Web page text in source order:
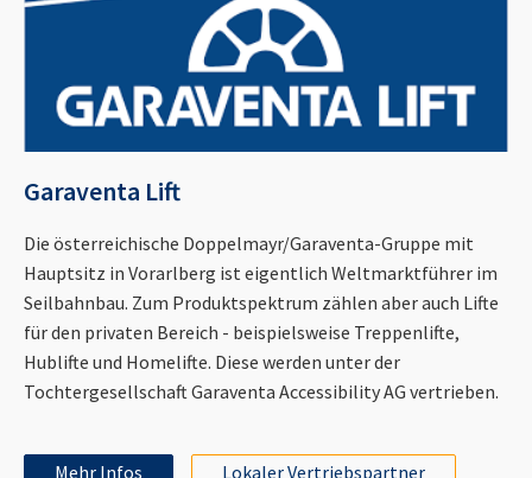
Garaventa Lift
Die österreichische Doppelmayr/Garaventa-Gruppe mit
Hauptsitz in Vorarlberg ist eigentlich Weltmarktführer im
Seilbahnbau. Zum Produktspektrum zählen aber auch Lifte
für den privaten Bereich - beispielsweise Treppenlifte,
Hublifte und Homelifte. Diese werden unter der
Tochtergesellschaft Garaventa Accessibility AG vertrieben.
Mehr Infos Lokaler Vertriebspartner